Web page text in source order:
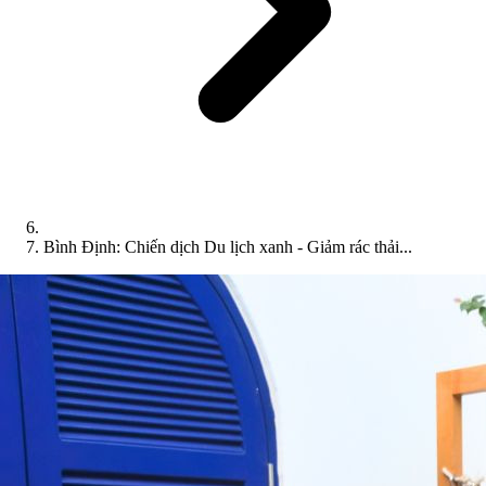
Bình Định: Chiến dịch Du lịch xanh - Giảm rác thải...